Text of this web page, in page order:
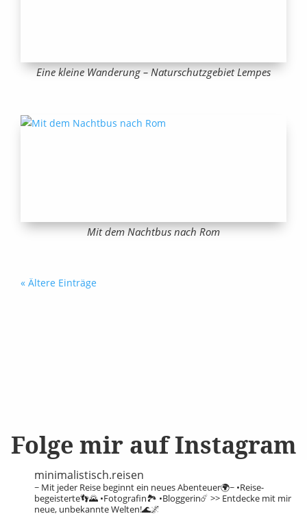
Eine kleine Wanderung – Naturschutzgebiet Lempes
Mit dem Nachtbus nach Rom
« Ältere Einträge
Folge mir auf Instagram
minimalistisch.reisen
~ Mit jeder Reise beginnt ein neues Abenteuer🌍~ •Reise-
begeisterte👣🌄 •Fotografin🏞️ •Bloggerin☄️ >> Entdecke mit mir
neue, unbekannte Welten!🌊🌌